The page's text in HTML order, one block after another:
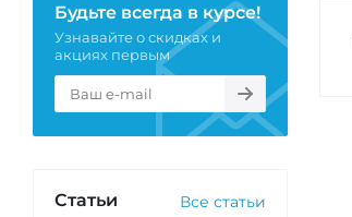
Будьте всегда в курсе!
Узнавайте о скидках и
акциях первым
Статьи Все статьи